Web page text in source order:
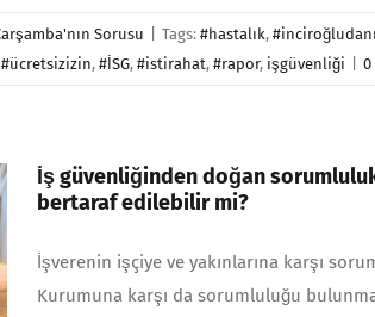
Sorusu Tags:#hastalık,
#ücretsizizin,#İSG,#istirahat,#rapor, işgüvenliği 0
İş güvenliğinden doğan
bertaraf edilebilir mi?
İşverenin işçiye ve yakınlarına karşı
Kurumuna karşı da sorumluluğu